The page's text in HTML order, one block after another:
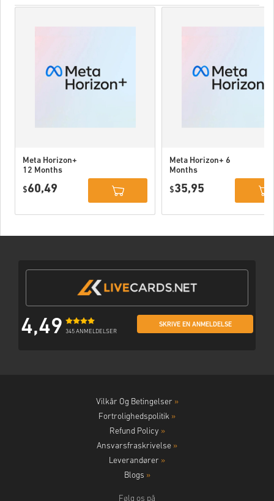
Meta Horizon+
12 Months
USA
$60,49
Meta Horizon+ 6
Months
USA
$35,95
4,49 345 ANMELDELSER
SKRIVE EN ANMELDELSE
Vilkår Og Betingelser »
Fortrolighedspolitik »
Refund Policy »
Ansvarsfraskrivelse »
Leverandører »
Blogs »
Følg os på